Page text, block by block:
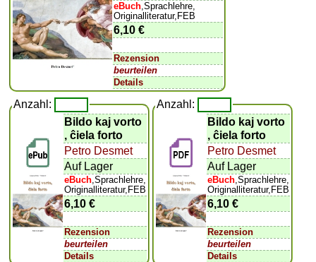
eBuch ,Sprachlehre,
Originalliteratur,FEB
6,10 €
Rezension
beurteilen
Details
Anzahl:
Bildo kaj vorto
, ĉiela forto
Petro Desmet
Auf Lager
eBuch ,Sprachlehre,
Originalliteratur,FEB
6,10 €
Rezension
beurteilen
Details
Anzahl:
Bildo kaj vorto
, ĉiela forto
Petro Desmet
Auf Lager
eBuch ,Sprachlehre,
Originalliteratur,FEB
6,10 €
Rezension
beurteilen
Details